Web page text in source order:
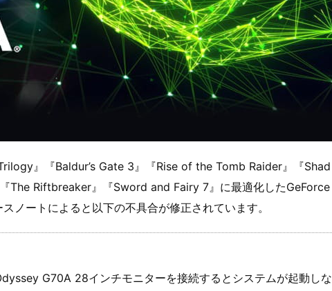
』『Baldur’s Gate 3』『Rise of the Tomb Raider』『Shad
Riftbreaker』『Sword and Fairy 7』に最適化したGeForce
ノートによると以下の不具合が修正されています。
G70A 28インチモニターを接続するとシステムが起動しな